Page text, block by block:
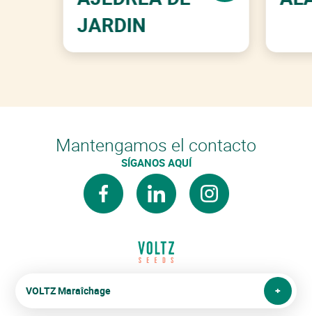
JARDIN
Mantengamos el contacto
SÍGANOS AQUÍ
facebooklinkedin instagram
VOLTZ Maraîchage